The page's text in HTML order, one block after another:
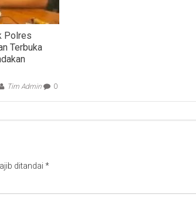
Polres
Terbuka
Tim Admin 0
ditandai *